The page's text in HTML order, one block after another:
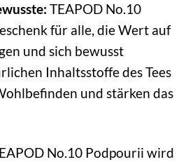
TEAPOD No.10
für alle, die Wert auf
und sich bewusst
Inhaltsstoffe des Tees
und stärken das
No.10 Podpourii wird